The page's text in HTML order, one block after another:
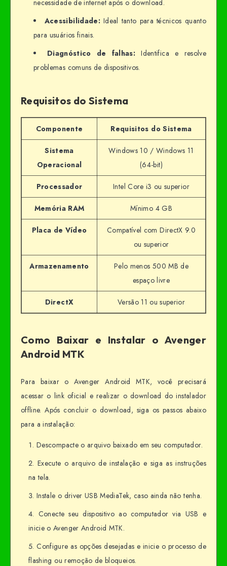
necessidade de internet após o download.
Acessibilidade:Ideal tanto para técnicos quanto
para usuários finais.
Diagnóstico de falhas: Identifica e resolve
problemas comuns de dispositivos.
Requisitos do Sistema
Componente Requisitos do Sistema
Sistema
Operacional
Windows 10 / Windows 11
(64-bit)
Processador Intel Core i3 ou superior
Memória RAM Mínimo 4 GB
Placa de Vídeo
Compatível com DirectX 9.0
ou superior
Armazenamento
Pelo menos 500 MB de
espaço livre
DirectX Versão 11 ou superior
Como Baixar e Instalar o Avenger
Android MTK
Para baixar o Avenger Android MTK, você precisará
acessar o link oficial e realizar o download do instalador
offline. Após concluir o download, siga os passos abaixo
para a instalação:
Descompacte o arquivo baixado em seu computador.
Execute o arquivo de instalação e siga as instruções
na tela.
Instale o driver USB MediaTek, caso ainda não tenha.
Conecte seu dispositivo ao computador via USB e
inicie o Avenger Android MTK.
Configure as opções desejadas e inicie o processo de
flashing ou remoção de bloqueios.